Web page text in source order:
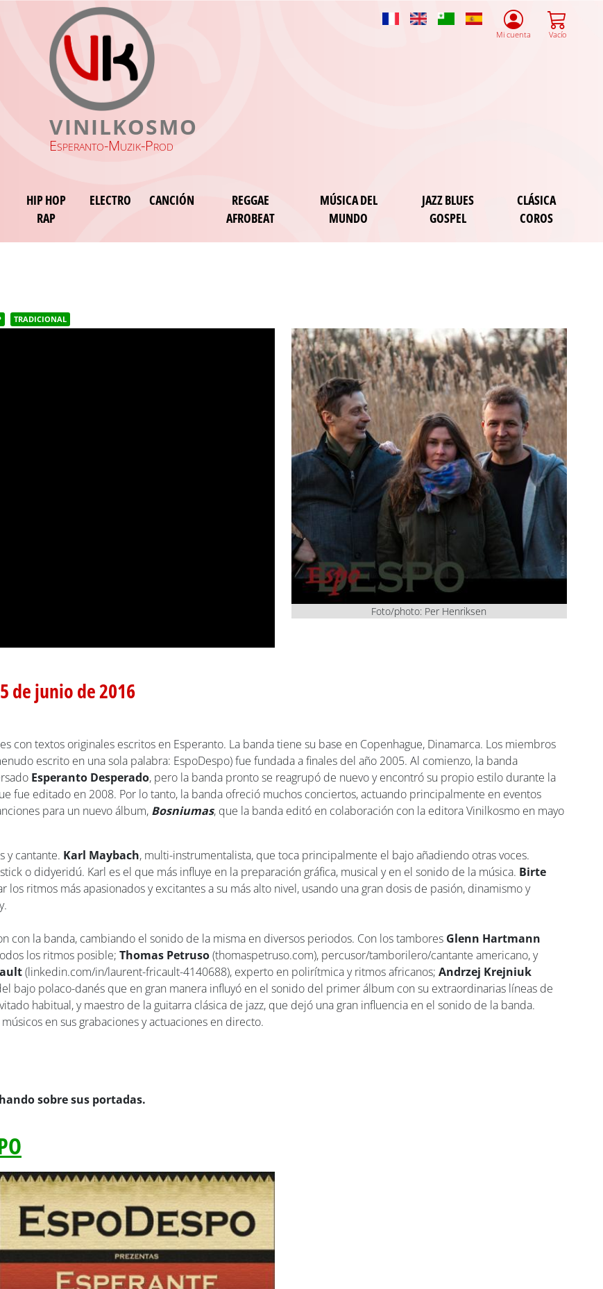
VINILKOSMO
Esperanto-Muzik-Prod
SpanishMi cuenta Vacío
HIP HOP
RAP
ELECTRO CANCIÓN
REGGAE
AFROBEAT
MÚSICA DEL
MUNDO
JAZZ BLUES
GOSPEL
CLÁSICA
COROS
TRADICIONAL
Foto/photo: Per Henriksen
de junio de 2016
con textos originales escritos en Esperanto. La banda tiene su base en Copenhague, Dinamarca. Los miembros
escrito en una sola palabra: EspoDespo) fue fundada a finales del año 2005. Al comienzo, la banda
Esperanto Desperado, pero la banda pronto se reagrupó de nuevo y encontró su propio estilo durante la
fue editado en 2008. Por lo tanto, la banda ofreció muchos conciertos, actuando principalmente en eventos
para un nuevo álbum, Bosniumas, que la banda editó en colaboración con la editora Vinilkosmo en mayo
y cantante. Karl Maybach, multi-instrumentalista, que toca principalmente el bajo añadiendo otras voces.
o didyeridú. Karl es el que más influye en la preparación gráfica, musical y en el sonido de la música. Birte
los ritmos más apasionados y excitantes a su más alto nivel, usando una gran dosis de pasión, dinamismo y
con la banda, cambiando el sonido de la misma en diversos periodos. Con los tambores Glenn Hartmann
los ritmos posible; Thomas Petruso(thomaspetruso.com), percusor/tamborilero/cantante americano, y
(linkedin.com/in/laurent-fricault-4140688), experto en polirítmica y ritmos africanos; Andrzej Krejniuk
bajo polaco-danés que en gran manera influyó en el sonido del primer álbum con su extraordinarias líneas de
habitual, y maestro de la guitarra clásica de jazz, que dejó una gran influencia en el sonido de la banda.
en sus grabaciones y actuaciones en directo.
sobre sus portadas.